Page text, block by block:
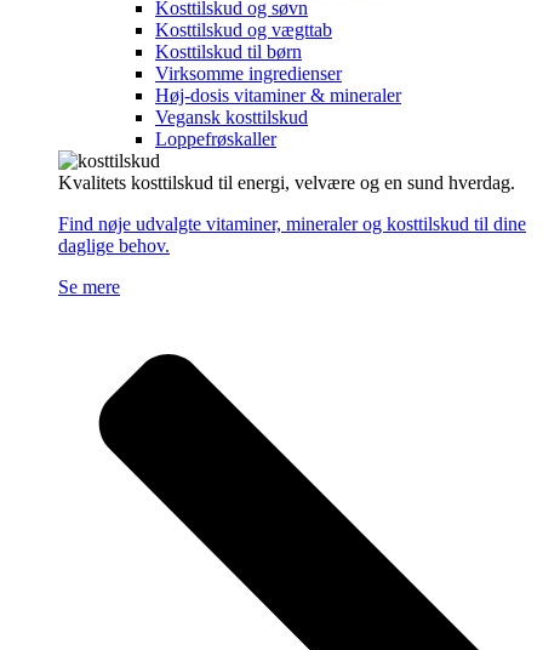
Kosttilskud og søvn
Kosttilskud og vægttab
Kosttilskud til børn
Virksomme ingredienser
Høj-dosis vitaminer & mineraler
Vegansk kosttilskud
Loppefrøskaller
Kvalitets kosttilskud til energi, velvære og en sund hverdag.
Find nøje udvalgte vitaminer, mineraler og kosttilskud til dine
daglige behov.
Se mere